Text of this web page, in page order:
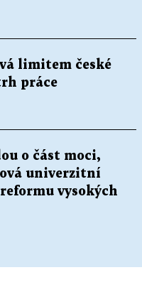
limitem české
práce
o část moci,
univerzitní
vysokých